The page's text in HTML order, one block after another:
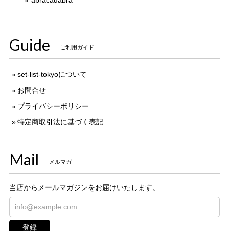
Guide ご利用ガイド
set-list-tokyoについて
お問合せ
プライバシーポリシー
特定商取引法に基づく表記
Mail メルマガ
当店からメールマガジンをお届けいたします。
登録